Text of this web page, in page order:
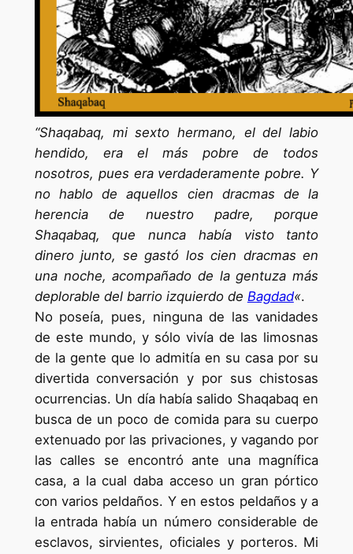
“Shaqabaq, mi sexto hermano, el del labio
hendido, era el más pobre de todos
nosotros, pues era verdaderamente pobre. Y
no hablo de aquellos cien dracmas de la
herencia de nuestro padre, porque
Shaqabaq, que nunca había visto tanto
dinero junto, se gastó los cien dracmas en
una noche, acompañado de la gentuza más
deplorable del barrio izquierdo de Bagdad«.
No poseía, pues, ninguna de las vanidades
de este mundo, y sólo vivía de las limosnas
de la gente que lo admitía en su casa por su
divertida conversación y por sus chistosas
ocurrencias. Un día había salido Shaqabaq en
busca de un poco de comida para su cuerpo
extenuado por las privaciones, y vagando por
las calles se encontró ante una magnífica
casa, a la cual daba acceso un gran pórtico
con varios peldaños. Y en estos peldaños y a
la entrada había un número considerable de
esclavos, sirvientes, oficiales y porteros. Mi